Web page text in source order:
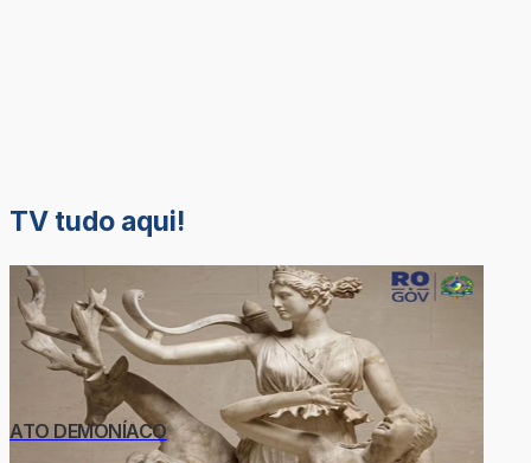
TV tudo aqui!
ATO DEMONÍACO